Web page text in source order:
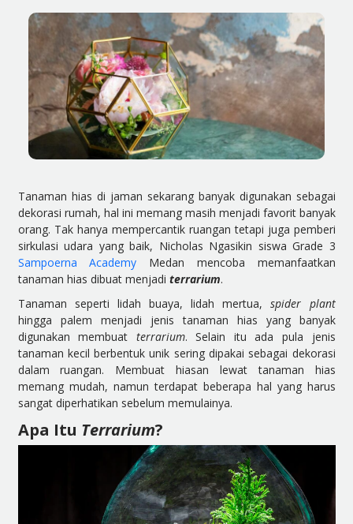
Tanaman hias di jaman sekarang banyak digunakan sebagai
dekorasi rumah, hal ini memang masih menjadi favorit banyak
orang. Tak hanya mempercantik ruangan tetapi juga pemberi
sirkulasi udara yang baik, Nicholas Ngasikin siswa Grade 3
Sampoerna Academy Medan mencoba memanfaatkan
tanaman hias dibuat menjadi terrarium.
Tanaman seperti lidah buaya, lidah mertua,spider plant
hingga palem menjadi jenis tanaman hias yang banyak
digunakan membuat terrarium. Selain itu ada pula jenis
tanaman kecil berbentuk unik sering dipakai sebagai dekorasi
dalam ruangan. Membuat hiasan lewat tanaman hias
memang mudah, namun terdapat beberapa hal yang harus
sangat diperhatikan sebelum memulainya.
Apa Itu Terrarium?